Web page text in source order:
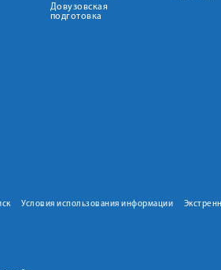
Довузовская
подготовка
Условия использования информации